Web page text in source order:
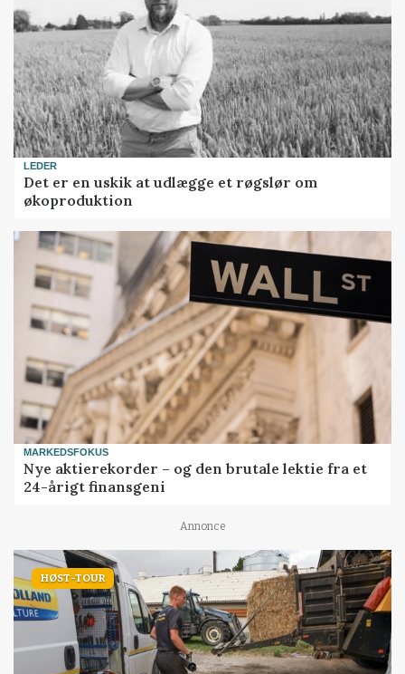
LEDER
Det er en uskik at udlægge et røgslør om
økoproduktion
MARKEDSFOKUS
Nye aktierekorder – og den brutale lektie fra et
24-årigt finansgeni
Annonce
HØST-TOUR